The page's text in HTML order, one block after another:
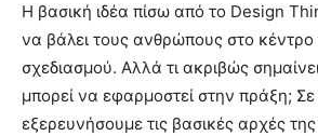
Η βασική ιδέα πίσω από το Design
να βάλει τους ανθρώπους στο κέντρο
σχεδιασμού. Αλλά τι ακριβώς
μπορεί να εφαρμοστεί στην πράξη;
εξερευνήσουμε τις βασικές αρχές της